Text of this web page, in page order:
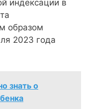
индексации в
образом
2023 года
знать о